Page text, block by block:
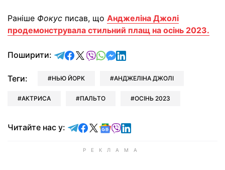
Раніше Фокус писав, що Анджеліна Джолі
продемонструвала стильний плащ на осінь 2023.
Поширити: відправити у Telegram
поділитись у Facebook
поділитись у X
відправити у Viber
відправити у Whatsapp
відправити у Messenger
відправити у LinkedIn
Теги: НЬЮ ЙОРК АНДЖЕЛІНА ДЖОЛІ
АКТРИСА ПАЛЬТО ОСІНЬ 2023
Читайте нас у: Читайте у Telegram
Читайте у Facebook
Читайте у X
Читайте у Google news
Читайте у Viber
Читайте у LinkedIn